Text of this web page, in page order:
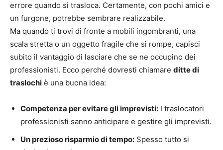
errore quando si trasloca. Certamente, con pochi amici e
un furgone, potrebbe sembrare realizzabile.
Ma quando ti trovi di fronte a mobili ingombranti, una
scala stretta o un oggetto fragile che si rompe, capisci
subito il vantaggio di lasciare che se ne occupino dei
professionisti. Ecco perché dovresti chiamare ditte di
traslochi è una buona idea:
Competenza per evitare gli imprevisti: I traslocatori
professionisti sanno anticipare e gestire gli imprevisti.
Un prezioso risparmio di tempo: Spesso tutto si